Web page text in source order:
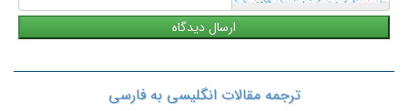
ترجمه مقالات انگلیسی به فارسی